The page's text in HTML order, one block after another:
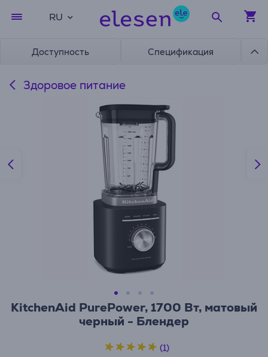
RU
Доступность Спецификация
Здоровое питание
KitchenAid PurePower, 1700 Вт, матовый
черный - Блендер
(1)